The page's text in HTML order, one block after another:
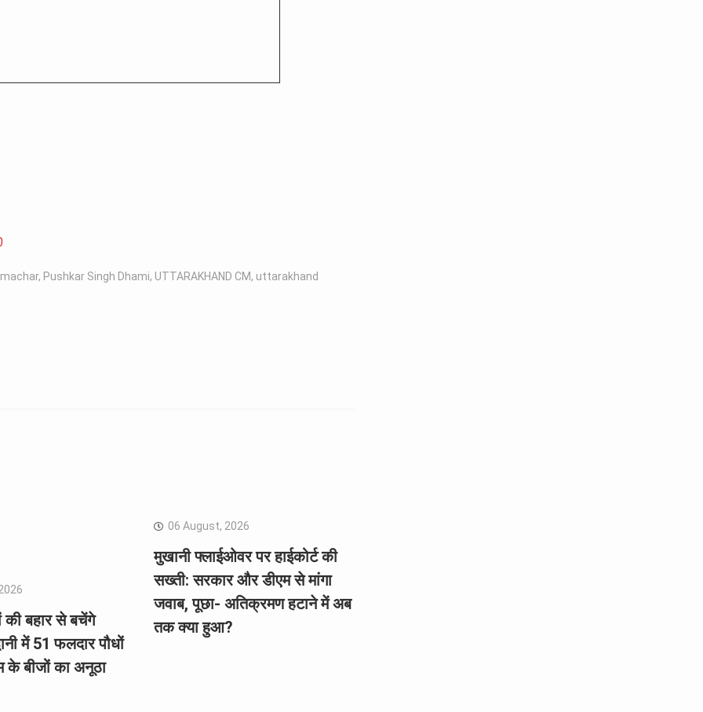
, Pushkar Singh Dhami, UTTARAKHAND CM, uttarakhand
बहार से बचेंगे
में 51 फलदार पौधों
बीजों का अनूठा
06 August, 2026
मुखानी फ्लाईओवर पर हाईकोर्ट की
सख्ती: सरकार और डीएम से मांगा
जवाब, पूछा- अतिक्रमण हटाने में अब
तक क्या हुआ?